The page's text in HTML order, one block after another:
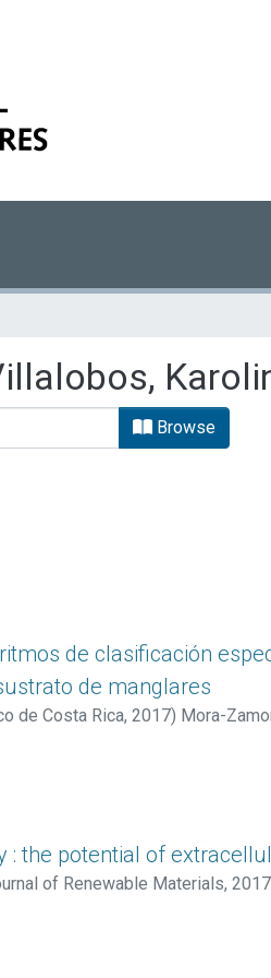
Browse
de clasificación
de manglares
de Costa Rica, 2017) Mora-
: the potential of
of Renewable Materials, 2017